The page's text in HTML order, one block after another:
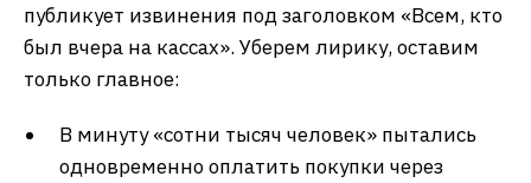
публикует извинения под заголовком «Всем, кто
был вчера на кассах». Уберем лирику, оставим
только главное:
В минуту «сотни тысяч человек» пытались
одновременно оплатить покупки через